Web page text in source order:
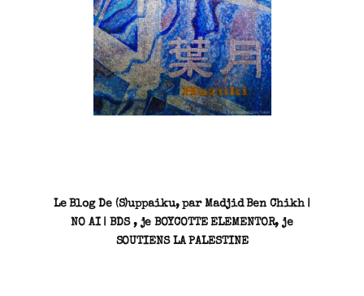
Le Blog De (S)uppaiku, par Madjid Ben Chikh |
NO AI | BDS , je BOYCOTTE ELEMENTOR, je
SOUTIENS LA PALESTINE